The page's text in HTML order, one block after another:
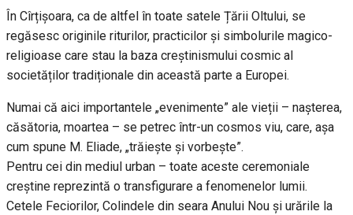
În Cîrțișoara, ca de altfel în toate satele Țării Oltului, se
regăsesc originile riturilor, practicilor și simbolurile magico-
religioase care stau la baza creștinismului cosmic al
societăților tradiționale din această parte a Europei.
Numai că aici importantele „evenimente” ale vieții – nașterea,
căsătoria, moartea – se petrec într-un cosmos viu, care, așa
cum spune M. Eliade, „trăiește și vorbește”.
Pentru cei din mediul urban – toate aceste ceremoniale
creștine reprezintă o transfigurare a fenomenelor lumii.
Cetele Feciorilor, Colindele din seara Anului Nou și urările la